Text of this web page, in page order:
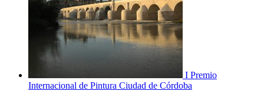
I Premio
Internacional de Pintura Ciudad de Córdoba